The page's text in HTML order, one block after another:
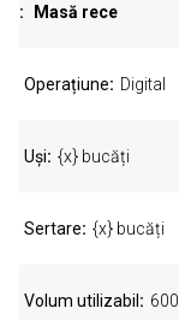
Masă rece
Operațiune Digital
Uși {x} bucăți
Sertare {x} bucăți
Volum utilizabil 600 l